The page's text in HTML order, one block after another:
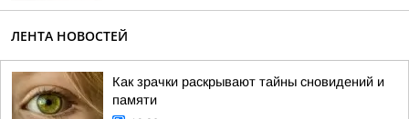
ЛЕНТА НОВОСТЕЙ
Как зрачки раскрывают тайны сновидений и
памяти